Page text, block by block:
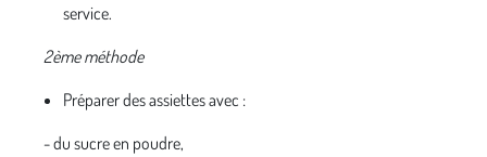
service.
2ème méthode
Préparer des assiettes avec :
- du sucre en poudre,